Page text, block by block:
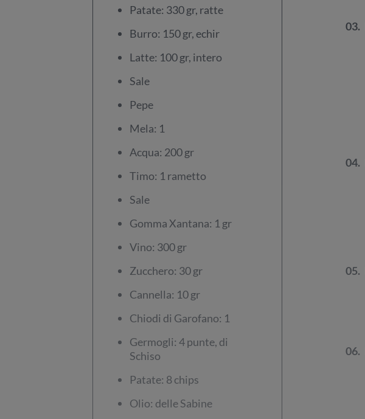
Patate: 330 gr, ratte
Burro: 150 gr, echir
Latte: 100 gr, intero
Sale
Pepe
Mela: 1
Acqua: 200 gr
Timo: 1 rametto
Sale
Gomma Xantana: 1 gr
Vino: 300 gr
Zucchero: 30 gr
Cannella: 10 gr
Chiodi di Garofano: 1
Germogli: 4 punte, di
Schiso
Patate: 8 chips
Olio: delle Sabine
03.
04.
05.
06.